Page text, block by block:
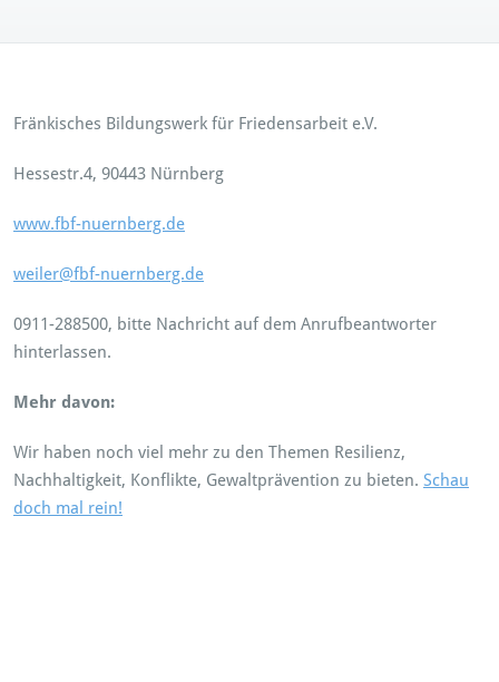
Fränkisches Bildungswerk für Friedensarbeit e.V.
Hessestr.4, 90443 Nürnberg
www.fbf-nuernberg.de
weiler@fbf-nuernberg.de
0911-288500, bitte Nachricht auf dem Anrufbeantworter
hinterlassen.
Mehr davon:
Wir haben noch viel mehr zu den Themen Resilienz,
Nachhaltigkeit, Konflikte, Gewaltprävention zu bieten. Schau
doch mal rein!